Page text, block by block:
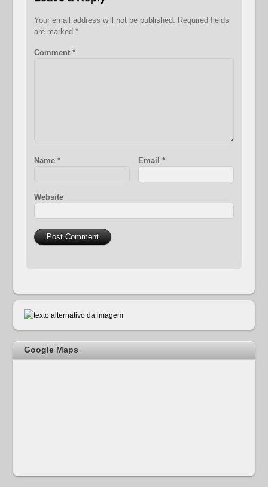
Your email address will not be published. Required fields
are marked*
Comment*
Name* Email *
Website
Google Maps